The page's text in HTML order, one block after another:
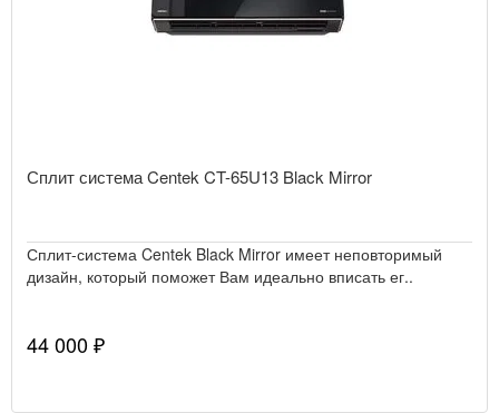
Сплит система Centek CT-65U13 Black Mirror
Сплит-система Centek Black Mirror имеет неповторимый
дизайн, который поможет Вам идеально вписать ег..
44 000 ₽